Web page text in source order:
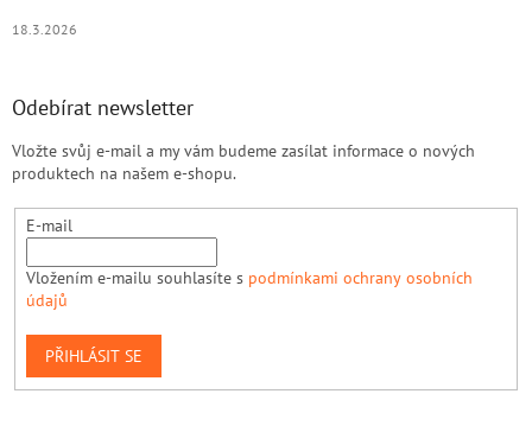
18.3.2026
Odebírat newsletter
Vložte svůj e-mail a my vám budeme zasílat informace o nových
produktech na našem e-shopu.
E-mail
Vložením e-mailu souhlasíte s podmínkami ochrany osobních
údajů
PŘIHLÁSIT SE